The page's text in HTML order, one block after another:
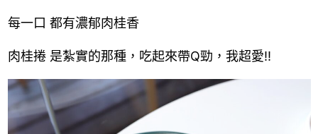
每一口 都有濃郁肉桂香
肉桂捲 是紮實的那種，吃起來帶Q勁，我超愛!!